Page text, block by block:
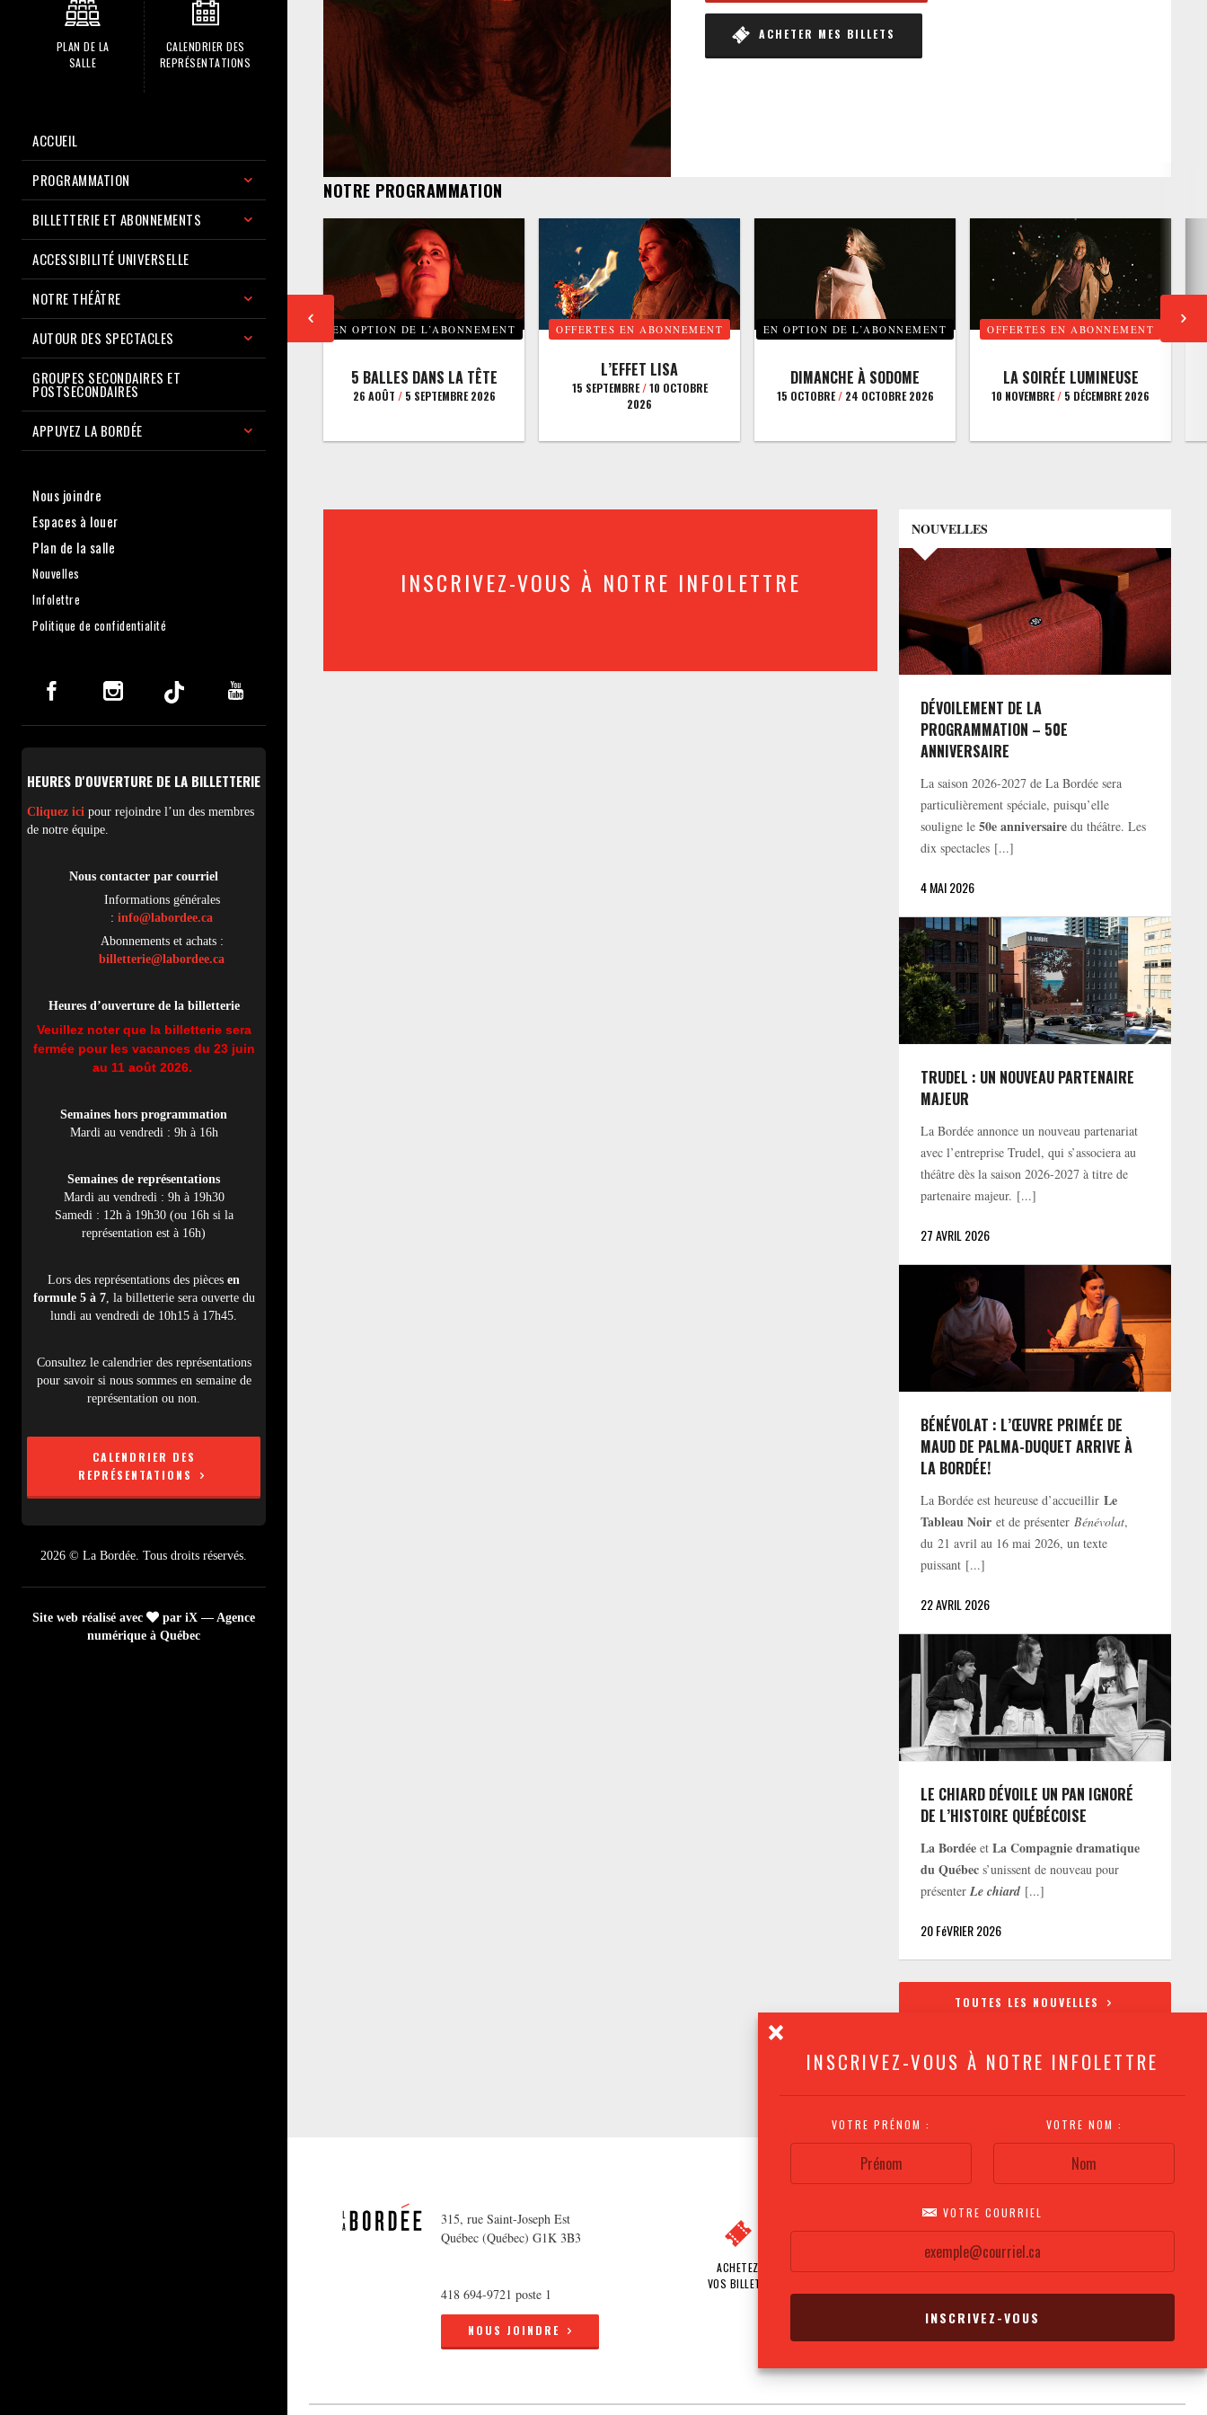
INSCRIVEZ-VOUS À NOTRE INFOLETTRE
VOTRE PRÉNOM : VOTRE NOM :
VOTRE COURRIEL
PLAN DE LA
SALLE
CALENDRIER DES
REPRÉSENTATIONS
ACCUEIL
PROGRAMMATION
BILLETTERIE ET ABONNEMENTS
ACCESSIBILITÉ UNIVERSELLE
NOTRE THÉÂTRE
AUTOUR DES SPECTACLES
GROUPES SECONDAIRES ET
POSTSECONDAIRES
APPUYEZ LA BORDÉE
Nous joindre
Espaces à louer
Plan de la salle
Nouvelles
Infolettre
Politique de confidentialité
HEURES D'OUVERTURE DE LA BILLETTERIE
Cliquez ici pour rejoindre l’un des membres
de notre équipe.
Nous contacter par courriel
Informations générales
: info@labordee.ca
Abonnements et achats :
billetterie@labordee.ca
Heures d’ouverture de la billetterie
Veuillez noter que la billetterie sera
fermée pour les vacances du 23 juin
au 11 août 2026.
Semaines hors programmation
Mardi au vendredi : 9h à 16h
Semaines de représentations
Mardi au vendredi : 9h à 19h30
Samedi : 12h à 19h30 (ou 16h si la
représentation est à 16h)
Lors des représentations des pièces en
formule 5 à 7, la billetterie sera ouverte du
lundi au vendredi de 10h15 à 17h45.
Consultez le calendrier des représentations
pour savoir si nous sommes en semaine de
représentation ou non.
CALENDRIER DES
REPRÉSENTATIONS
2026 © La Bordée. Tous droits réservés.
Site web réalisé avec
par iX — Agence
numérique à Québec
ACHETER MES BILLETS
NOTRE PROGRAMMATION
EN OPTION DE L’ABONNEMENT
5 BALLES DANS LA TÊTE
26 AOÛT /5 SEPTEMBRE 2026
OFFERTES EN ABONNEMENT
L’EFFET LISA
15 SEPTEMBRE/10 OCTOBRE
2026
EN OPTION DE L’ABONNEMENT
DIMANCHE À SODOME
15 OCTOBRE/24 OCTOBRE 2026
OFFERTES EN ABONNEMENT
LA SOIRÉE LUMINEUSE
10 NOVEMBRE/ 5 DÉCEMBRE 2026
INSCRIVEZ-VOUS À NOTRE INFOLETTRE
NOUVELLES
DÉVOILEMENT DE LA
PROGRAMMATION – 50E
ANNIVERSAIRE
La saison 2026-2027 de La Bordée sera
particulièrement spéciale, puisqu’elle
souligne le50e anniversaire du théâtre. Les
dix spectacles [...]
4 MAI 2026
TRUDEL : UN NOUVEAU PARTENAIRE
MAJEUR
La Bordée annonce un nouveau partenariat
avec l’entreprise Trudel, qui s’associera au
théâtre dès la saison 2026-2027 à titre de
partenaire majeur. [...]
27 AVRIL 2026
BÉNÉVOLAT : L’ŒUVRE PRIMÉE DE
MAUD DE PALMA-DUQUET ARRIVE À
LA BORDÉE!
La Bordée est heureuse d’accueillirLe
Tableau Noir et de présenterBénévolat,
du 21 avril au 16 mai 2026, un texte
puissant [...]
22 AVRIL 2026
LE CHIARD DÉVOILE UN PAN IGNORÉ
DE L’HISTOIRE QUÉBÉCOISE
La Bordée etLa Compagnie dramatique
du Québec s’unissent de nouveau pour
présenterLe chiard [...]
20 FéVRIER 2026
TOUTES LES NOUVELLES
315, rue Saint-Joseph Est
Québec (Québec) G1K 3B3
418 694-9721 poste 1
NOUS JOINDRE
ACHETEZ
VOS BILLETS